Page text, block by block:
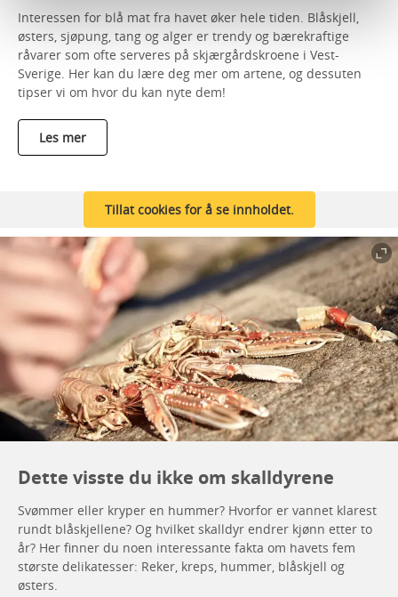
Interessen for blå mat fra havet øker hele tiden. Blåskjell,
østers, sjøpung, tang og alger er trendy og bærekraftige
råvarer som ofte serveres på skjærgårdskroene i Vest-
Sverige. Her kan du lære deg mer om artene, og dessuten
tipser vi om hvor du kan nyte dem!
Les mer
Tillat cookies for å se innholdet.
Dette visste du ikke om skalldyrene
Svømmer eller kryper en hummer? Hvorfor er vannet klarest
rundt blåskjellene? Og hvilket skalldyr endrer kjønn etter to
år? Her finner du noen interessante fakta om havets fem
største delikatesser: Reker, kreps, hummer, blåskjell og
østers.